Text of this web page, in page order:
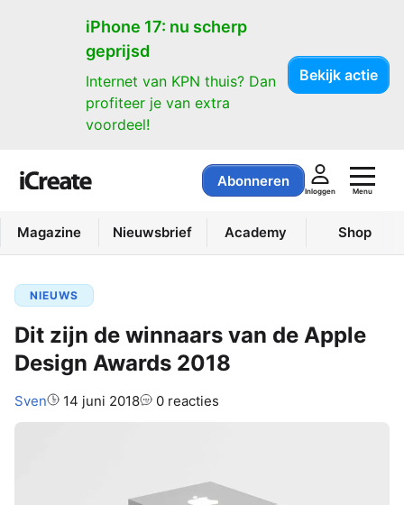
iPhone 17: nu scherp
geprijsd
Internet van KPN thuis? Dan
profiteer je van extra
voordeel!
Bekijk actie
Abonneren
Inloggen Menu
Magazine Nieuwsbrief Academy Shop
NIEUWS
Dit zijn de winnaars van de Apple
Design Awards 2018
Auteur:
Sven 14 juni 2018 0 reacties